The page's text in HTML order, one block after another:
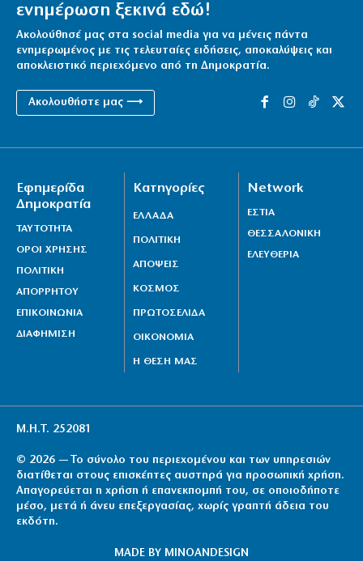
ενημέρωση ξεκινά εδώ!
Ακολούθησέ μας στα social media για να μένεις πάντα
ενημερωμένος με τις τελευταίες ειδήσεις, αποκαλύψεις και
αποκλειστικό περιεχόμενο από τη Δημοκρατία.
Ακολουθήστε μας ⟶
Εφημερίδα
Δημοκρατία
ΤΑΥΤΟΤΗΤΑ
ΟΡΟΙ ΧΡΗΣΗΣ
ΠΟΛΙΤΙΚΗ
ΑΠΟΡΡΗΤΟΥ
ΕΠΙΚΟΙΝΩΝΙΑ
ΔΙΑΦΗΜΙΣΗ
Κατηγορίες
ΕΛΛΑΔΑ
ΠΟΛΙΤΙΚΗ
ΑΠΟΨΕΙΣ
ΚΟΣΜΟΣ
ΠΡΩΤΟΣΕΛΙΔΑ
ΟΙΚΟΝΟΜΙΑ
Η ΘΕΣΗ ΜΑΣ
Network
ΕΣΤΙΑ
ΘΕΣΣΑΛΟΝΙΚΗ
ΕΛΕΥΘΕΡΙΑ
Μ.Η.Τ. 252081
© 2026 — Το σύνολο του περιεχομένου και των υπηρεσιών
διατίθεται στους επισκέπτες αυστηρά για προσωπική χρήση.
Απαγορεύεται η χρήση ή επανεκπομπή του, σε οποιοδήποτε
μέσο, μετά ή άνευ επεξεργασίας, χωρίς γραπτή άδεια του
εκδότη.
MADE BY MINOANDESIGN